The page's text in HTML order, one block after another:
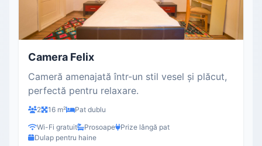
Camera Felix
Cameră amenajată într-un stil vesel și plăcut,
perfectă pentru relaxare.
2 16 m²
Pat dublu
Wi-Fi gratuit
Prosoape
Prize lângă pat
Dulap pentru haine